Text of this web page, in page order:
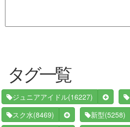
タグ一覧
ジュニアアイドル(16227)
スク水(8469) 新型(5258)